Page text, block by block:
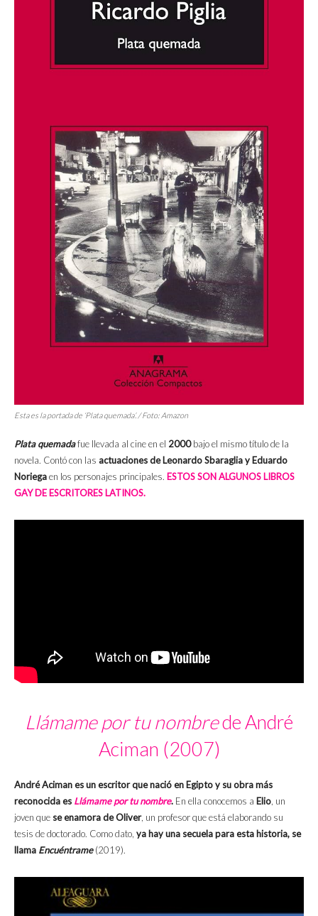
Esta es la portada de ‘Plata quemada’. / Foto: Amazon
Plata quemadafue llevada al cine en el 2000bajo el mismo título de la
novela. Contó con las actuaciones de Leonardo Sbaraglia y Eduardo
Noriegaen los personajes principales. ESTOS SON ALGUNOS LIBROS
GAY DE ESCRITORES LATINOS.
Llámame por tu nombrede André
Aciman (2007)
André Aciman es un escritor que nació en Egipto y su obra más
reconocida es Llámame por tu nombre. En ella conocemos a Elio, un
joven que se enamora de Oliver, un profesor que está elaborando su
tesis de doctorado. Como dato, ya hay una secuela para esta historia, se
llama Encuéntrame (2019).